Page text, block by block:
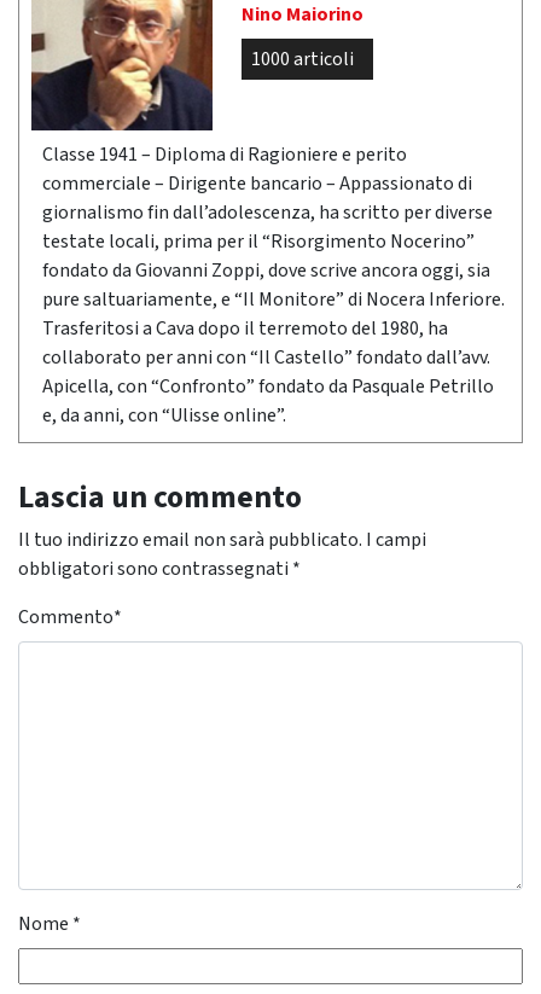
Nino Maiorino
1000 articoli
Classe 1941 – Diploma di Ragioniere e perito
commerciale – Dirigente bancario – Appassionato di
giornalismo fin dall’adolescenza, ha scritto per diverse
testate locali, prima per il “Risorgimento Nocerino”
fondato da Giovanni Zoppi, dove scrive ancora oggi, sia
pure saltuariamente, e “Il Monitore” di Nocera Inferiore.
Trasferitosi a Cava dopo il terremoto del 1980, ha
collaborato per anni con “Il Castello” fondato dall’avv.
Apicella, con “Confronto” fondato da Pasquale Petrillo
e, da anni, con “Ulisse online”.
Lascia un commento
Il tuo indirizzo email non sarà pubblicato. I campi
obbligatori sono contrassegnati *
Commento*
Nome *